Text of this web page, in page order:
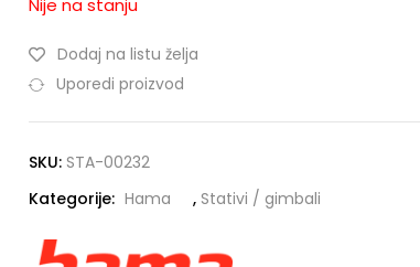
Nije na stanju
Dodaj na listu želja
Uporedi proizvod
SKU: STA-00232
Kategorije: Hama , Stativi / gimbali